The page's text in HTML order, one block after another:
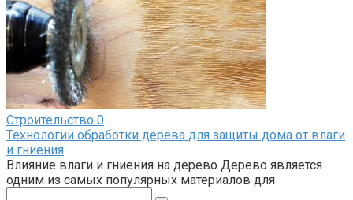
Строительство 0
Технологии обработки дерева для защиты дома от влаги
и гниения
Влияние влаги и гниения на дерево Дерево является
одним из самых популярных материалов для